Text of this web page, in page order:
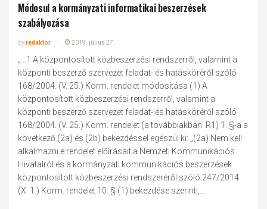
Módosul a kormányzati informatikai beszerzések
szabályozása
byredaktor 2019. július 27.
„...1 A központosított közbeszerzési rendszerről, valamint a
központi beszerző szervezet feladat- és hatásköréről szóló
168/2004. (V. 25.) Korm. rendelet módosítása (1) A
központosított közbeszerzési rendszerről, valamint a
központi beszerző szervezet feladat- és hatásköréről szóló
168/2004. (V. 25.) Korm. rendelet (a továbbiakban: R1) 1. §-a a
következő (2a) és (2b) bekezdéssel egészül ki: „(2a) Nem kell
alkalmazni e rendelet előírásait a Nemzeti Kommunikációs
Hivatalról és a kormányzati kommunikációs beszerzések
központosított közbeszerzési rendszeréről szóló 247/2014.
(X. 1.) Korm. rendelet 10. § (1) bekezdése szerinti,...